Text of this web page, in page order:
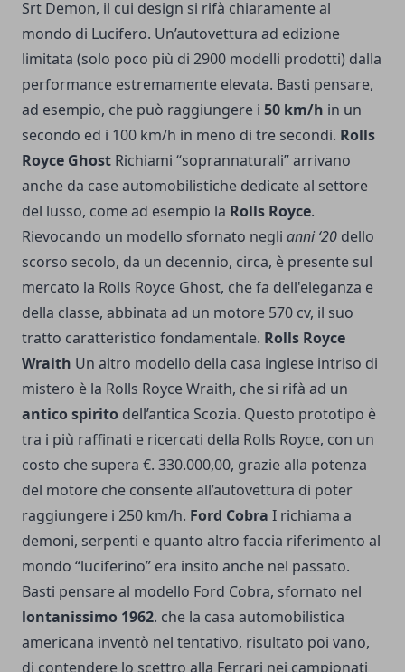
Srt Demon, il cui design si rifà chiaramente al
mondo di Lucifero. Un’autovettura ad edizione
limitata (solo poco più di 2900 modelli prodotti) dalla
performance estremamente elevata. Basti pensare,
ad esempio, che può raggiungere i 50 km/h in un
secondo ed i 100 km/h in meno di tre secondi. Rolls
Royce Ghost Richiami “soprannaturali” arrivano
anche da case automobilistiche dedicate al settore
del lusso, come ad esempio la Rolls Royce.
Rievocando un modello sfornato negli anni ‘20 dello
scorso secolo, da un decennio, circa, è presente sul
mercato la Rolls Royce Ghost, che fa dell'eleganza e
della classe, abbinata ad un motore 570 cv, il suo
tratto caratteristico fondamentale. Rolls Royce
Wraith Un altro modello della casa inglese intriso di
mistero è la Rolls Royce Wraith, che si rifà ad un
antico spirito dell’antica Scozia. Questo prototipo è
tra i più raffinati e ricercati della Rolls Royce, con un
costo che supera €. 330.000,00, grazie alla potenza
del motore che consente all’autovettura di poter
raggiungere i 250 km/h. Ford Cobra I richiama a
demoni, serpenti e quanto altro faccia riferimento al
mondo “luciferino” era insito anche nel passato.
Basti pensare al modello Ford Cobra, sfornato nel
lontanissimo 1962. che la casa automobilistica
americana inventò nel tentativo, risultato poi vano,
di contendere lo scettro alla Ferrari nei campionati